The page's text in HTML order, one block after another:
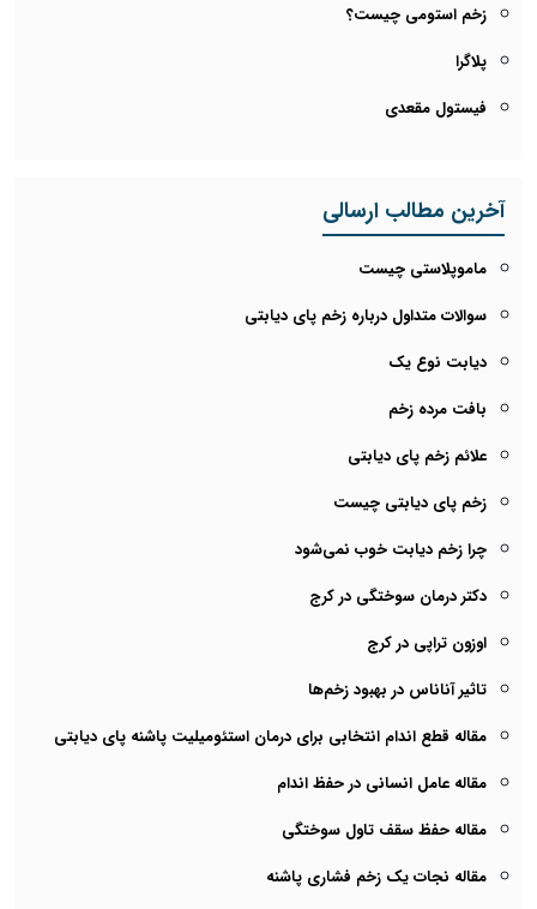
زخم استومی چیست؟
پلاگرا
فیستول مقعدی
آخرین مطالب ارسالی
ماموپلاستی چیست
سوالات متداول درباره زخم پای دیابتی
دیابت نوع یک
بافت مرده زخم
علائم زخم پای دیابتی
زخم پای دیابتی چیست
چرا زخم دیابت خوب نمی‌شود
دکتر درمان سوختگی در کرج
اوزون تراپی در کرج
تاثیر آناناس در بهبود زخم‌ها
مقاله قطع اندام انتخابی برای درمان استئومیلیت پاشنه پای دیابتی
مقاله عامل انسانی در حفظ اندام
مقاله حفظ سقف تاول سوختگی
مقاله نجات یک زخم فشاری پاشنه